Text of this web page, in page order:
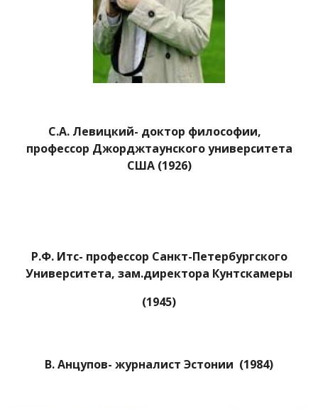
С.А. Левицкий- доктор философии,
профессор Джорджтаунского университета
США (1926)
Р.Ф. Итс- профессор Санкт-Петербургского
Университета, зам.директора Кунтскамеры
(1945)
В. Анцупов- журналист Эстонии (1984)